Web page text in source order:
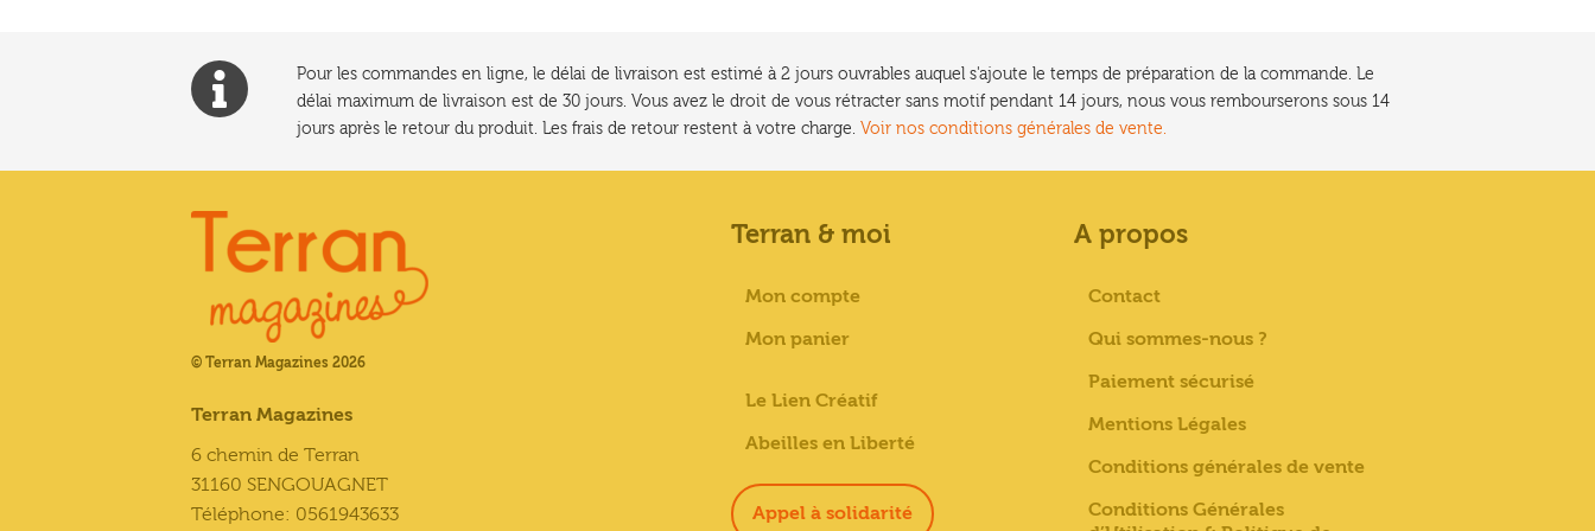
Pour les commandes en ligne, le délai de livraison est estimé à 2 jours ouvrables auquel s'ajoute le temps de préparation de la commande. Le
délai maximum de livraison est de 30 jours. Vous avez le droit de vous rétracter sans motif pendant 14 jours, nous vous rembourserons sous 14
jours après le retour du produit. Les frais de retour restent à votre charge. Voir nos conditions générales de vente.
© Terran Magazines 2026
Terran Magazines
6 chemin de Terran
31160 SENGOUAGNET
Téléphone: 0561943633
Terran & moi
Mon compte
Mon panier
Le Lien Créatif
Abeilles en Liberté
Appel à solidarité
A propos
Contact
Qui sommes-nous ?
Paiement sécurisé
Mentions Légales
Conditions générales de vente
Conditions Générales